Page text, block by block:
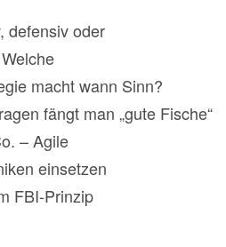
defensiv oder
macht wann Sinn?
fängt man „gute Fische“
– Agile
einsetzen
FBI-Prinzip